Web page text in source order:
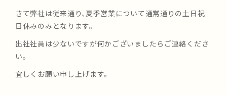
さて弊社は従来通り、夏季営業について通常通りの土日祝
日休みのみとなります。
出社社員は少ないですが何かございましたらご連絡くださ
い。
宜しくお願い申し上げます。